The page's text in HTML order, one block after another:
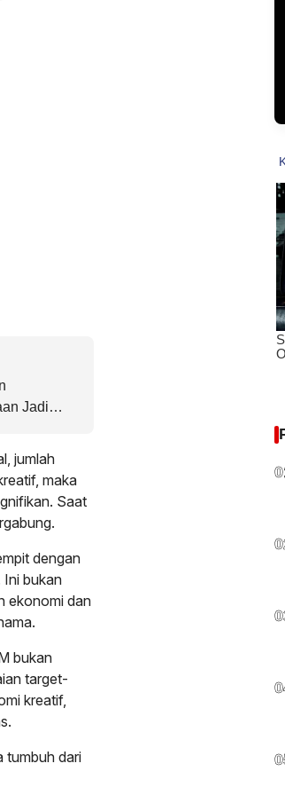
Jadi
jumlah
maka
Saat
dengan
Ini bukan
ekonomi dan
bukan
target-
kreatif,
tumbuh dari